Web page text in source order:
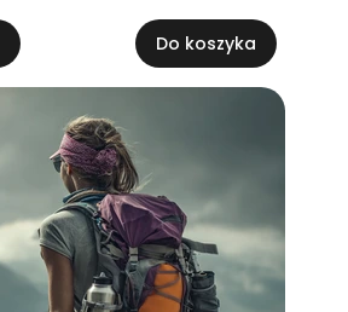
Do koszyka